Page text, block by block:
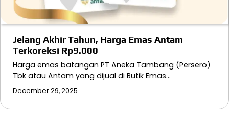
Jelang Akhir Tahun, Harga Emas Antam
Terkoreksi Rp9.000
Harga emas batangan PT Aneka Tambang (Persero)
Tbk atau Antam yang dijual di Butik Emas…
December 29, 2025